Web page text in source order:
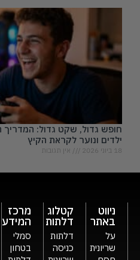
חופש גדול, שקט גדול: המדריך
ילדים ונוער לקראת הקיץ
18 ביוני 2026 אין תגובות
ניווט
באתר
על
שריונית
קטלוג
דלתות
דלתות
כניסה
מרכז
המידע
סמלי
בטחון